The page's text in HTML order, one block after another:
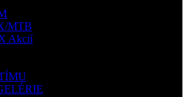
MTB
Akcií